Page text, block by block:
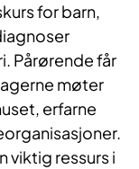
for barn,
Pårørende får
møter
erfarne
viktig ressurs i